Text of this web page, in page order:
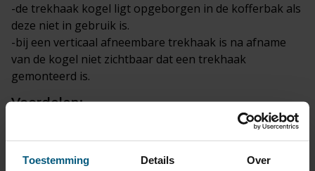
Toestemming Details Over
-de trekhaak kogel ligt opgeborgen in de kofferbak als
deze niet in gebruik is.
-bij een verticaal afneembare trekhaak is na afname
van de kogel niet zichtbaar dat een trekhaak
gemonteerd is.
Voordelen:
Dit is een bijzonder mooi systeem wat de lijnen van de
Makkelijk toegang tot de kofferbak.